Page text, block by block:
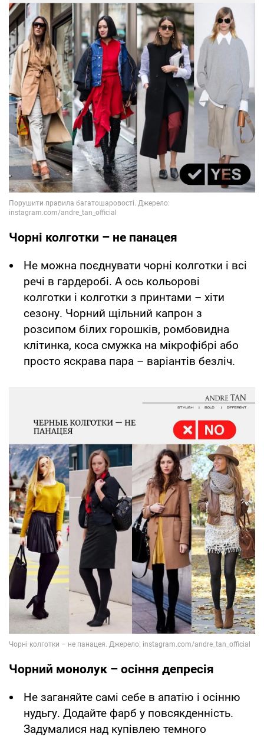
Чорні колготки – не панацея
Не можна поєднувати чорні колготки і всі
речі в гардеробі. А ось кольорові
колготки і колготки з принтами – хіти
сезону. Чорний щільний капрон з
розсипом білих горошків, ромбовидна
клітинка, коса смужка на мікрофібрі або
просто яскрава пара – варіантів безліч.
Чорний монолук – осіння депресія
Не заганяйте самі себе в апатію і осінню
нудьгу. Додайте фарб у повсякденність.
Задумалися над купівлею темного